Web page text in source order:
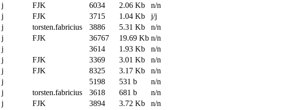
j FJK 6034 2.06 Kb
n/n
j FJK 3715 1.04 Kb
j/j
j torsten.fabricius 3886 5.31 Kb
n/n
j FJK 36767 19.69 Kb n/n
j 3614 1.93 Kb
n/n
j FJK 3369 3.01 Kb
n/n
j FJK 8325 3.17 Kb
n/n
j 5198 531 b
n/n
j torsten.fabricius 3618 681 b
n/n
j FJK 3894 3.72 Kb
n/n